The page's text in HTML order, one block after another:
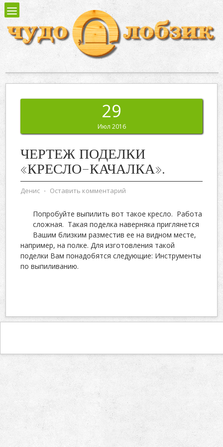
29
Июл 2016
ЧЕРТЕЖ ПОДЕЛКИ
«КРЕСЛО-КАЧАЛКА».
Денис ⋅ Оставить комментарий
Попробуйте выпилить вот такое кресло. Работа
сложная. Такая поделка наверняка приглянется
Вашим близким разместив ее на видном месте,
например, на полке. Для изготовления такой
поделки Вам понадобятся следующие: Инструменты
по выпиливанию.